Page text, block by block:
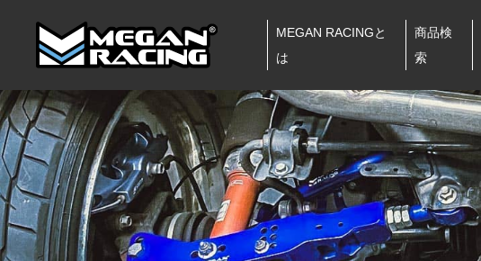
MEGAN RACINGと
は
商品検
索